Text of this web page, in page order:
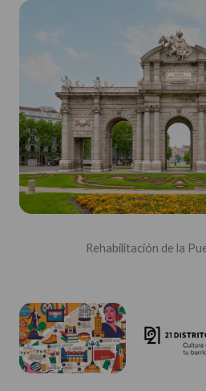
Rehabilitación de la